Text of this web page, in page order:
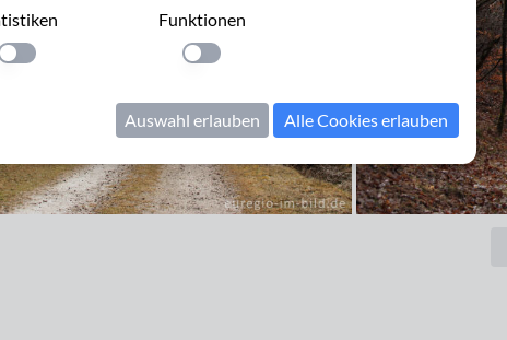
Einstellung anwenden
Funktionen
Einstellung anwenden
Auswahl erlauben Alle Cookies erlauben